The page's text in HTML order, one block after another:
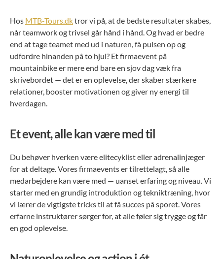
Hos MTB-Tours.dktror vi på, at de bedste resultater skabes,
når teamwork og trivsel går hånd i hånd. Og hvad er bedre
end at tage teamet med ud i naturen, få pulsen op og
udfordre hinanden på to hjul? Et firmaevent på
mountainbike er mere end bare en sjov dag væk fra
skrivebordet — det er en oplevelse, der skaber stærkere
relationer, booster motivationen og giver ny energi til
hverdagen.
Et event, alle kan være med til
Du behøver hverken være elitecyklist eller adrenalinjæger
for at deltage. Vores firmaevents er tilrettelagt, så alle
medarbejdere kan være med — uanset erfaring og niveau. Vi
starter med en grundig introduktion og tekniktræning, hvor
vi lærer de vigtigste tricks til at få succes på sporet. Vores
erfarne instruktører sørger for, at alle føler sig trygge og får
en god oplevelse.